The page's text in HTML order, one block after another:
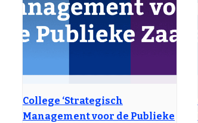
College ‘Strategisch
Management voor de Publieke